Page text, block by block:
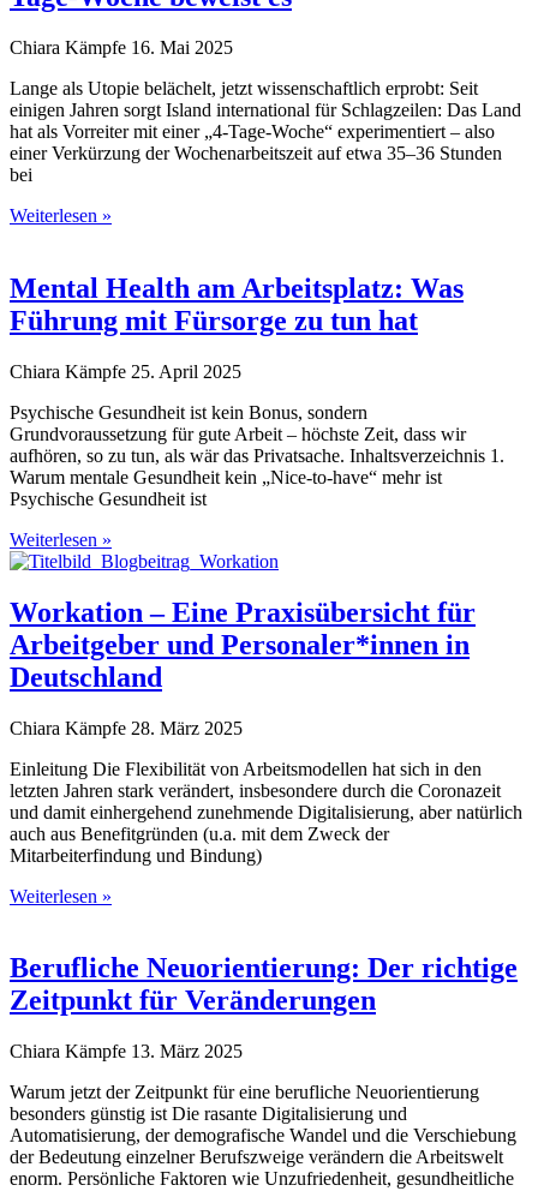
Chiara Kämpfe 16. Mai 2025
Lange als Utopie belächelt, jetzt wissenschaftlich erprobt: Seit
einigen Jahren sorgt Island international für Schlagzeilen: Das Land
hat als Vorreiter mit einer „4-Tage-Woche“ experimentiert – also
einer Verkürzung der Wochenarbeitszeit auf etwa 35–36 Stunden
bei
Weiterlesen »
Mental Health am Arbeitsplatz: Was
Führung mit Fürsorge zu tun hat
Chiara Kämpfe 25. April 2025
Psychische Gesundheit ist kein Bonus, sondern
Grundvoraussetzung für gute Arbeit – höchste Zeit, dass wir
aufhören, so zu tun, als wär das Privatsache. Inhaltsverzeichnis 1.
Warum mentale Gesundheit kein „Nice-to-have“ mehr ist
Psychische Gesundheit ist
Weiterlesen »
Workation – Eine Praxisübersicht für
Arbeitgeber und Personaler*innen in
Deutschland
Chiara Kämpfe 28. März 2025
Einleitung Die Flexibilität von Arbeitsmodellen hat sich in den
letzten Jahren stark verändert, insbesondere durch die Coronazeit
und damit einhergehend zunehmende Digitalisierung, aber natürlich
auch aus Benefitgründen (u.a. mit dem Zweck der
Mitarbeiterfindung und Bindung)
Weiterlesen »
Berufliche Neuorientierung: Der richtige
Zeitpunkt für Veränderungen
Chiara Kämpfe 13. März 2025
Warum jetzt der Zeitpunkt für eine berufliche Neuorientierung
besonders günstig ist Die rasante Digitalisierung und
Automatisierung, der demografische Wandel und die Verschiebung
der Bedeutung einzelner Berufszweige verändern die Arbeitswelt
enorm. Persönliche Faktoren wie Unzufriedenheit, gesundheitliche